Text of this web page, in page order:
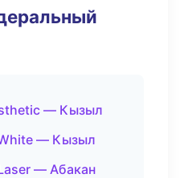
— Кызыл
— Кызыл
— Абакан